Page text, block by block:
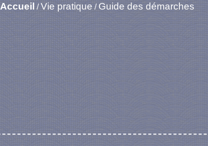
Accueil /Vie pratique / Guide des démarches